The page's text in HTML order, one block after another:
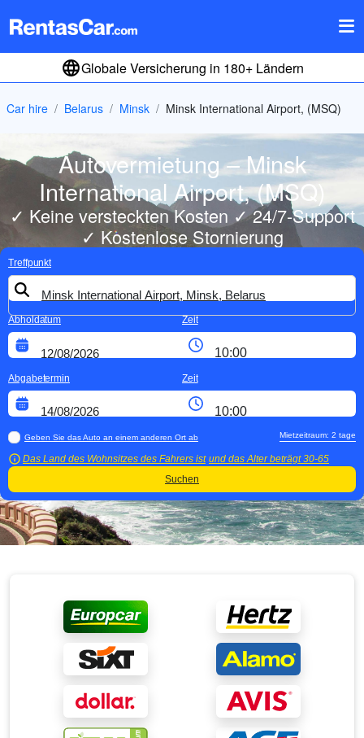
Globale Versicherung in 180+ Ländern
Car hire Belarus Minsk Minsk International Airport, (MSQ)
Autovermietung – Minsk
International Airport, (MSQ)
✓ Keine versteckten Kosten ✓ 24/7-Support
✓ Kostenlose Stornierung
Treffpunkt
Abholdatum Zeit
Abgabetermin Zeit
Geben Sie das Auto an einem anderen Ort ab
Das Land des Wohnsitzes des Fahrers ist und das Alter beträgt30-65
Mietzeitraum: 2 tage
Suchen